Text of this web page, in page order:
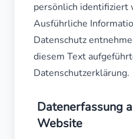
persönlich identifiziert
Ausführliche
Datenschutz
diesem Text
Datenschutzerklärung.
Datenerfassung
Website